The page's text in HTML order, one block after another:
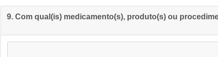
9. Com qual(is) medicamento(s), produto(s) ou